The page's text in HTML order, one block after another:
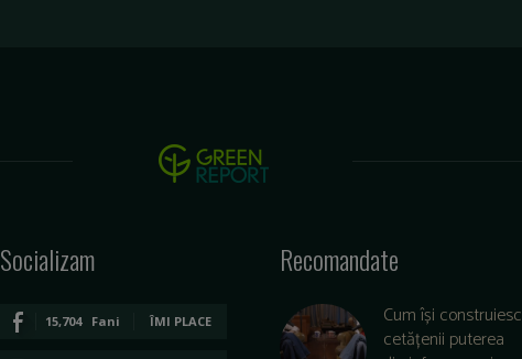
Socializam
15,704 Fani ÎMI PLACE
Recomandate
Cum își construiesc
cetățenii puterea